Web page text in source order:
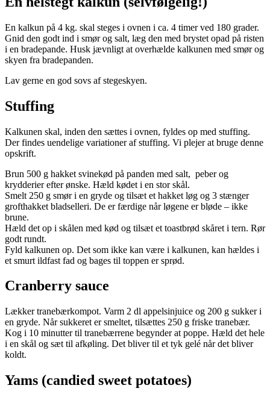
En kalkun på 4 kg. skal steges i ovnen i ca. 4 timer ved 180 grader.
Gnid den godt ind i smør og salt, læg den med brystet opad på risten
i en bradepande. Husk jævnligt at overhælde kalkunen med smør og
skyen fra bradepanden.
Lav gerne en god sovs af stegeskyen.
Stuffing
Kalkunen skal, inden den sættes i ovnen, fyldes op med stuffing.
Der findes uendelige variationer af stuffing. Vi plejer at bruge denne
opskrift.
Brun 500 g hakket svinekød på panden med salt, peber og
krydderier efter ønske. Hæld kødet i en stor skål.
Smelt 250 g smør i en gryde og tilsæt et hakket løg og 3 stænger
grofthakket bladselleri. De er færdige når løgene er bløde – ikke
brune.
Hæld det op i skålen med kød og tilsæt et toastbrød skåret i tern. Rør
godt rundt.
Fyld kalkunen op. Det som ikke kan være i kalkunen, kan hældes i
et smurt ildfast fad og bages til toppen er sprød.
Cranberry sauce
Lækker tranebærkompot. Varm 2 dl appelsinjuice og 200 g sukker i
en gryde. Når sukkeret er smeltet, tilsættes 250 g friske tranebær.
Kog i 10 minutter til tranebærrene begynder at poppe. Hæld det hele
i en skål og sæt til afkøling. Det bliver til et tyk gelé når det bliver
koldt.
Yams (candied sweet potatoes)